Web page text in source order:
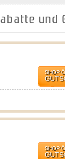
und
SHOP
SHOP